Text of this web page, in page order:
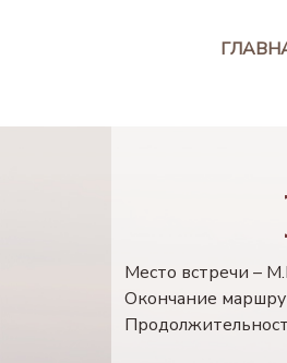
Место встречи –
Окончание